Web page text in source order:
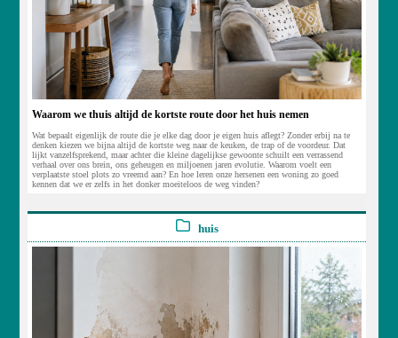
Waarom we thuis altijd de kortste route door het huis nemen
Wat bepaalt eigenlijk de route die je elke dag door je eigen huis aflegt? Zonder erbij na te
denken kiezen we bijna altijd de kortste weg naar de keuken, de trap of de voordeur. Dat
lijkt vanzelfsprekend, maar achter die kleine dagelijkse gewoonte schuilt een verrassend
verhaal over ons brein, ons geheugen en miljoenen jaren evolutie. Waarom voelt een
verplaatste stoel plots zo vreemd aan? En hoe leren onze hersenen een woning zo goed
kennen dat we er zelfs in het donker moeiteloos de weg vinden?
huis